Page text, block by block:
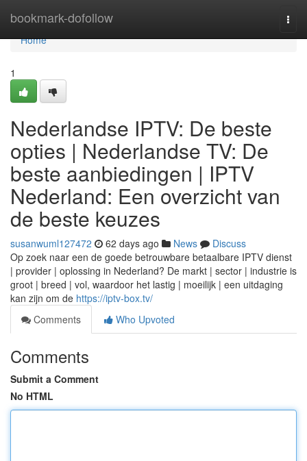
bookmark-dofollow
Home
Home
1
Nederlandse IPTV: De beste
opties | Nederlandse TV: De
beste aanbiedingen | IPTV
Nederland: Een overzicht van
de beste keuzes
susanwuml127472 62 days ago News
Discuss
Op zoek naar een de goede betrouwbare betaalbare IPTV dienst
| provider | oplossing in Nederland? De markt | sector | industrie is
groot | breed | vol, waardoor het lastig | moeilijk | een uitdaging
kan zijn om de https://iptv-box.tv/
Comments
Who Upvoted
Comments
Submit a Comment
No HTML